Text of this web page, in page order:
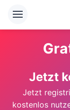
Jetzt
Jetzt
kostenlos